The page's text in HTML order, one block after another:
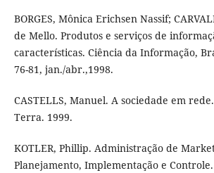
BORGES, Mônica Erichsen Nassif;
de Mello. Produtos e serviços de
características. Ciência da Informação,
76-81, jan./abr.,1998.
CASTELLS, Manuel. A sociedade em
Terra. 1999.
KOTLER, Phillip. Administração de
Planejamento, Implementação e Controle.